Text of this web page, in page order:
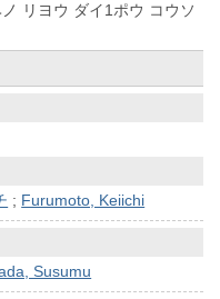
リヨウ ダイ1ポウ コウソ
; Furumoto, Keiichi
Susumu